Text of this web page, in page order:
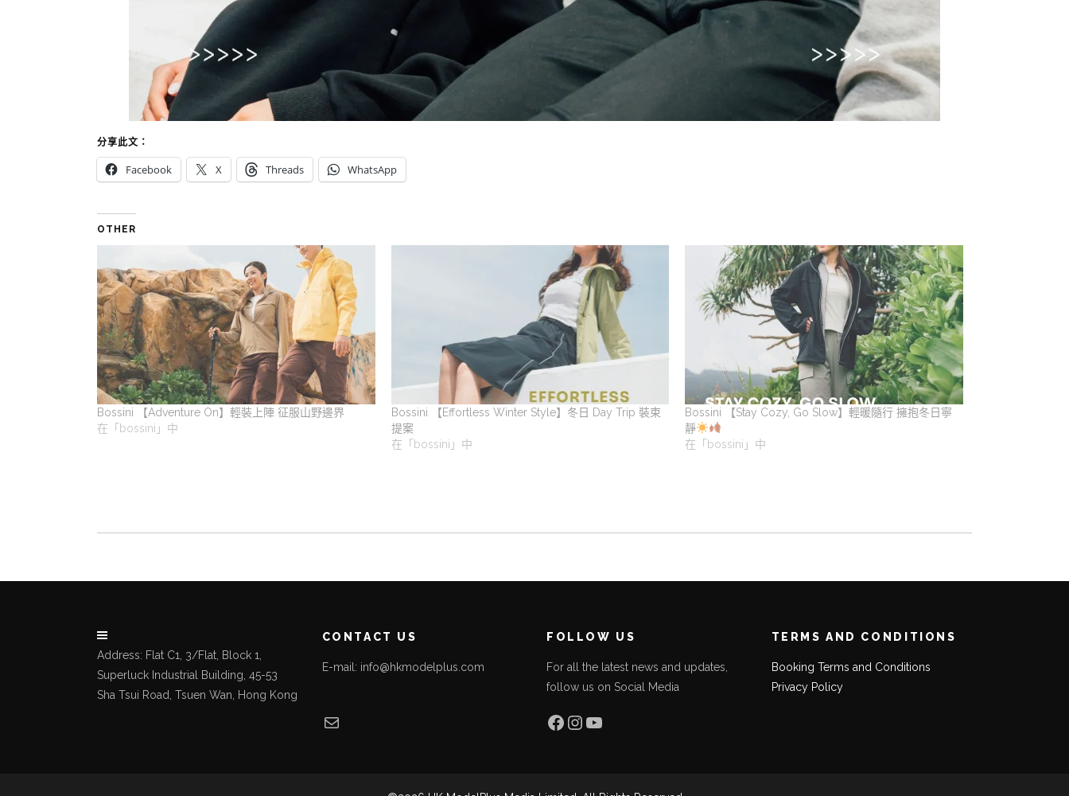
分享此文：
Facebook X Threads WhatsApp
OTHER
Bossini 【Adventure On】輕裝上陣 征服山野邊界
在「bossini」中
Bossini 【Effortless Winter Style】冬日 Day Trip 裝束
提案
在「bossini」中
Bossini 【Stay Cozy, Go Slow】輕暖隨行 擁抱冬日寧
靜
在「bossini」中
Address: Flat C1, 3/Flat, Block 1,
Superluck Industrial Building, 45-53
Sha Tsui Road, Tsuen Wan, Hong Kong
CONTACT US
E-mail: info@hkmodelplus.com
Mail
FOLLOW US
For all the latest news and updates,
follow us on Social Media
Facebook
Instagram
YouTube
TERMS AND CONDITIONS
Booking Terms and Conditions
Privacy Policy